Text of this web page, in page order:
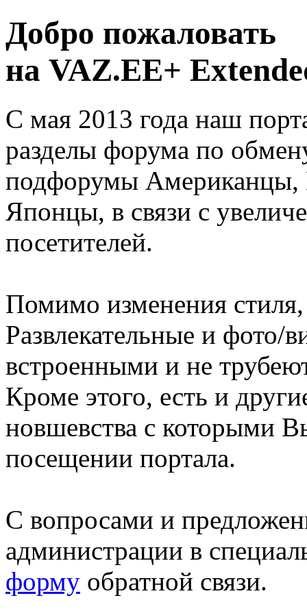
Добро пожаловать
на VAZ.EE+
С мая 2013 года наш
разделы форума по
подфорумы
Японцы, в связи с
посетителей.
Помимо изменения
Развлекательные и фото/
встроенными и не
Кроме этого, есть и
новшевства с которыми
посещении портала.
С вопросами и
администрации в
форму обратной связи.